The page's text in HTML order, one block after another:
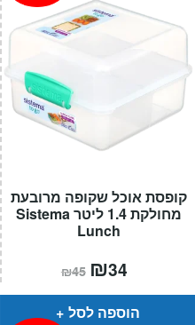
קופסת אוכל שקופה מרובעת
מחולקת 1.4 ליטר Sistema
Lunch
₪45 המחיר
המקורי
היה:
₪45.
₪34
הוא:
הוספה לסל